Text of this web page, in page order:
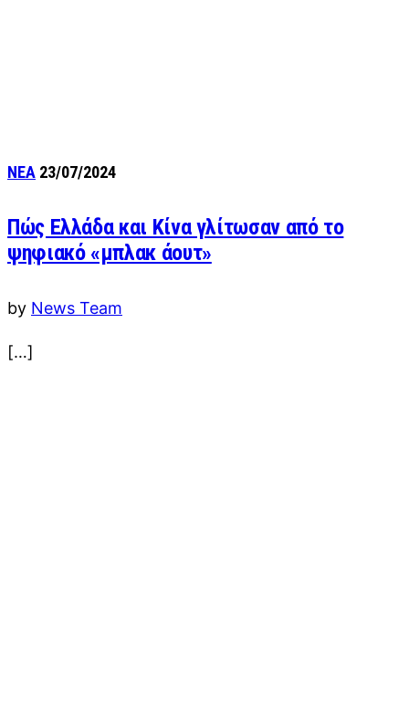
ΝΕΑ 23/07/2024
Πώς Ελλάδα και Κίνα γλίτωσαν από το
ψηφιακό «μπλακ άουτ»
by News Team
[…]